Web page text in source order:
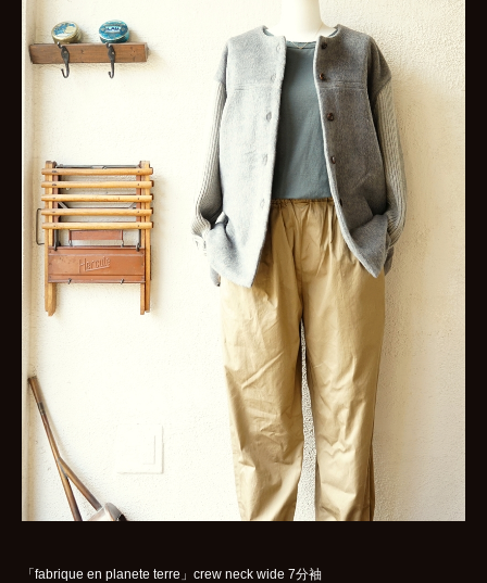
BLOG
TOP
NEWS
MENS
WOMENS
GOODS
shop
contact
Instagram
「fabrique en planete terre」crew neck wide 7分袖